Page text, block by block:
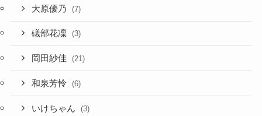
大原優乃 (7)
礒部花凜 (3)
岡田紗佳 (21)
和泉芳怜 (6)
いけちゃん (3)